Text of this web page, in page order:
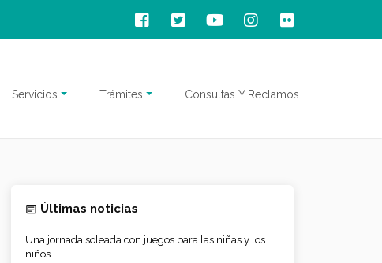
Servicios Trámites Consultas Y Reclamos
Últimas noticias
Una jornada soleada con juegos para las niñas y los
niños